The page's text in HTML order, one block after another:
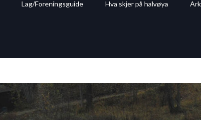
Lag/Foreningsguide Hva skjer på halvøya